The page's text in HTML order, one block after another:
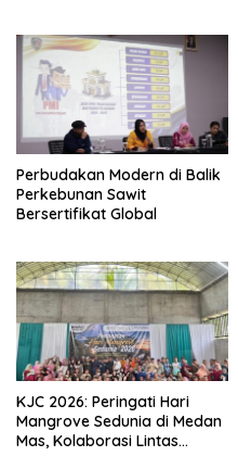
Perbudakan Modern di Balik
Perkebunan Sawit
Bersertifikat Global
KJC 2026: Peringati Hari
Mangrove Sedunia di Medan
Mas, Kolaborasi Lintas